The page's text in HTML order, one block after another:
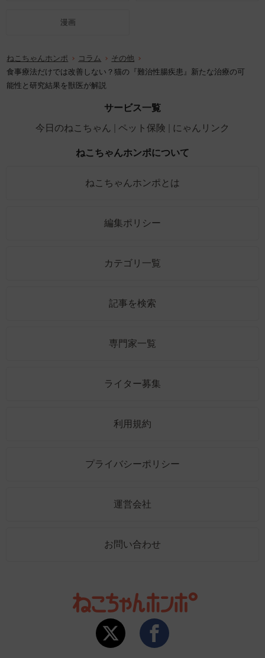
漫画
ねこちゃんホンポ コラム
その他
食事療法だけでは改善しない？猫の『難治性腸疾患』新たな治療の可
能性と研究結果を獣医が解説
サービス一覧
今日のねこちゃん
ペット保険 にゃんリンク
ねこちゃんホンポについて
ねこちゃんホンポとは
編集ポリシー
カテゴリ一覧
記事を検索
専門家一覧
ライター募集
利用規約
プライバシーポリシー
運営会社
お問い合わせ